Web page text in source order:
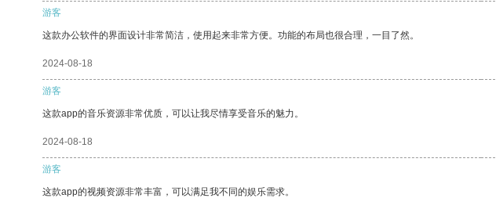
游客
这款办公软件的界面设计非常简洁，使用起来非常方便。功能的布局也很合理，一目了然。
2024-08-18
游客
这款app的音乐资源非常优质，可以让我尽情享受音乐的魅力。
2024-08-18
游客
这款app的视频资源非常丰富，可以满足我不同的娱乐需求。